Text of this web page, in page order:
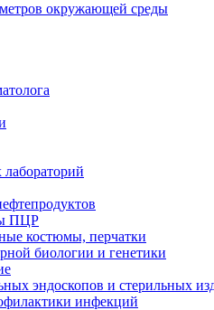
окружающей среды
ПЦР
костюмы, перчатки
биологии и генетики
эндоскопов и стерильных
инфекций